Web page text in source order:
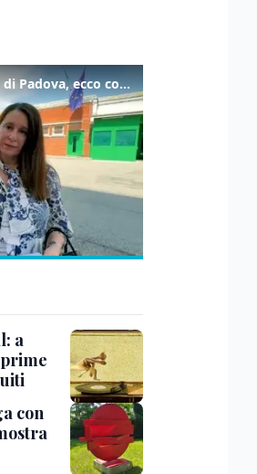
Gli avvocati visitano le carceri di Padova, ecco cosa hanno trovato
a
prime
con